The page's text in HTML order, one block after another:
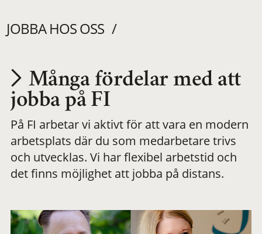
JOBBA HOS OSS
Utvecklas på en
meningsfull och
flexibel
Många fördelar med att
jobba på FI
På FI arbetar vi aktivt för att vara en modern
arbetsplats där du som medarbetare trivs
och utvecklas. Vi har flexibel arbetstid och
det finns möjlighet att jobba på distans.